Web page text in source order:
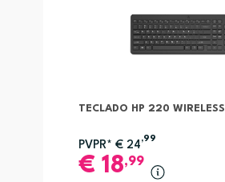
TECLADO HP 220 WIRELESS
PVPR* € 24
,99
€ 18,99